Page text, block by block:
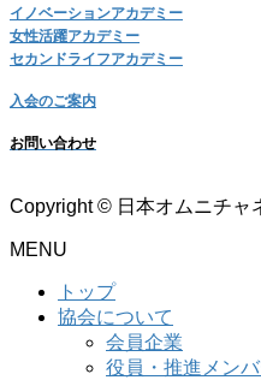
イノベーションアカデミー
女性活躍アカデミー
セカンドライフアカデミー
入会のご案内
お問い合わせ
Copyright © 日本オムニチャ
MENU
トップ
協会について
会員企業
役員・推進メン